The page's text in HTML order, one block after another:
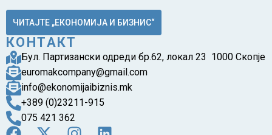
ЧИТАЈТЕ „ЕКОНОМИЈА И БИЗНИС“
КОНТАКТ
Бул. Партизански одреди бр.62, локал 23 1000 Скопје
euromakcompany@gmail.com
info@ekonomijaibiznis.mk
+389 (0)23211-915
075 421 362